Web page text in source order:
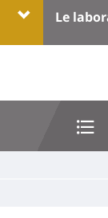
Menu
Le